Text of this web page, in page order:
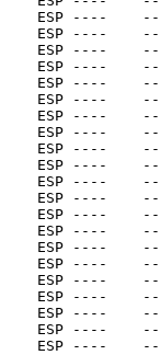
ESP ----
ESP ----
ESP ----
ESP ----
ESP ----
ESP ----    ----
ESP ----
ESP ----
ESP ----
ESP ----
ESP ----
ESP ----
ESP ----    ----
ESP ----
ESP ----    ----
ESP ----    ----
ESP ----
ESP ----    ----
ESP ----    ----
ESP ----
ESP ----